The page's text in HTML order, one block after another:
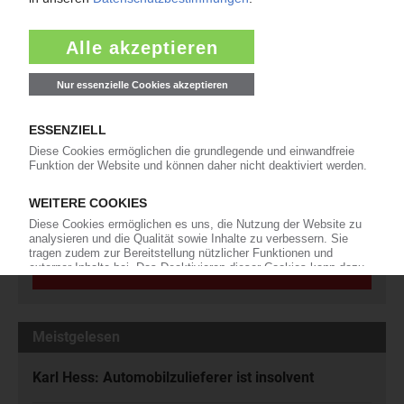
Kunststoffbranche – jeden Tag brandaktuell!
Ich habe dieDatenschutzbestimmungen
und akzeptiere diese.
Jetzt kostenfrei abonnieren
Meistgelesen
Karl Hess: Automobilzulieferer ist insolvent